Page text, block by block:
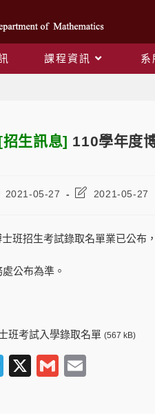
課程資訊 系
招生訊息] 110學年度
2021-05-27 2021-05-27
班招生考試錄取名單業已公布
公布為準。
班考試入學錄取名單 (567 kB)
T
X
G